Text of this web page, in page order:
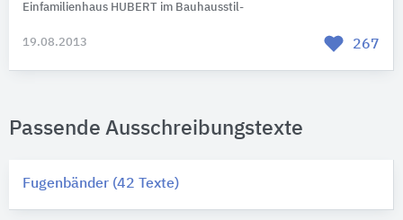
Einfamilienhaus HUBERT im Bauhausstil-
19.08.2013 267
Passende Ausschreibungstexte
Fugenbänder (42 Texte)